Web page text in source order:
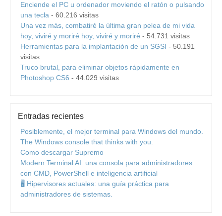
Enciende el PC u ordenador moviendo el ratón o pulsando
una tecla - 60.216 visitas
Una vez más, combatiré la última gran pelea de mi vida
hoy, viviré y moriré hoy, viviré y moriré - 54.731 visitas
Herramientas para la implantación de un SGSI - 50.191
visitas
Truco brutal, para eliminar objetos rápidamente en
Photoshop CS6 - 44.029 visitas
Entradas recientes
Posiblemente, el mejor terminal para Windows del mundo.
The Windows console that thinks with you.
Como descargar Supremo
Modern Terminal AI: una consola para administradores
con CMD, PowerShell e inteligencia artificial
🖥️ Hipervisores actuales: una guía práctica para
administradores de sistemas.